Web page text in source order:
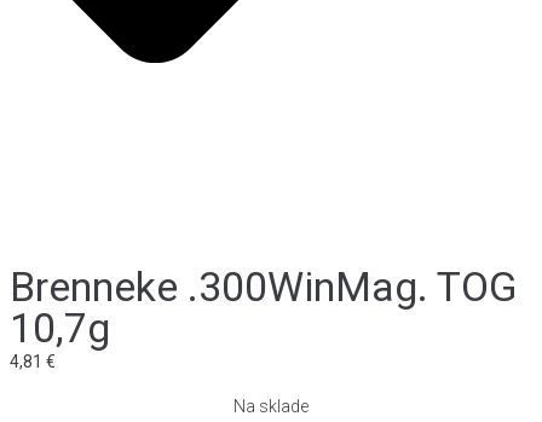
Brenneke .300WinMag. TOG
10,7g
4,81 €
Na sklade